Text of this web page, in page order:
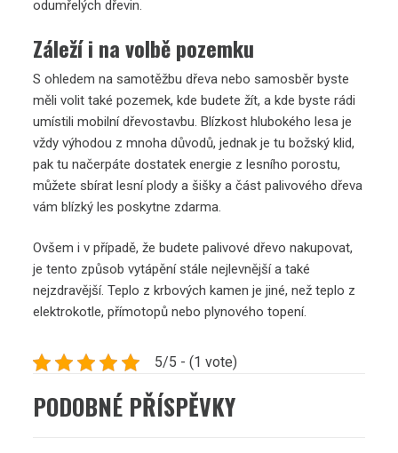
odumřelých dřevin.
Záleží i na volbě pozemku
S ohledem na samotěžbu dřeva nebo samosběr byste
měli volit také pozemek, kde budete žít, a kde byste rádi
umístili mobilní dřevostavbu. Blízkost hlubokého lesa je
vždy výhodou z mnoha důvodů, jednak je tu božský klid,
pak tu načerpáte dostatek energie z lesního porostu,
můžete sbírat lesní plody a šišky a část palivového dřeva
vám blízký les poskytne zdarma.
Ovšem i v případě, že budete palivové dřevo nakupovat,
je tento způsob vytápění stále nejlevnější a také
nejzdravější. Teplo z krbových kamen je jiné, než teplo z
elektrokotle, přímotopů nebo plynového topení.
5/5 - (1 vote)
PODOBNÉ PŘÍSPĚVKY